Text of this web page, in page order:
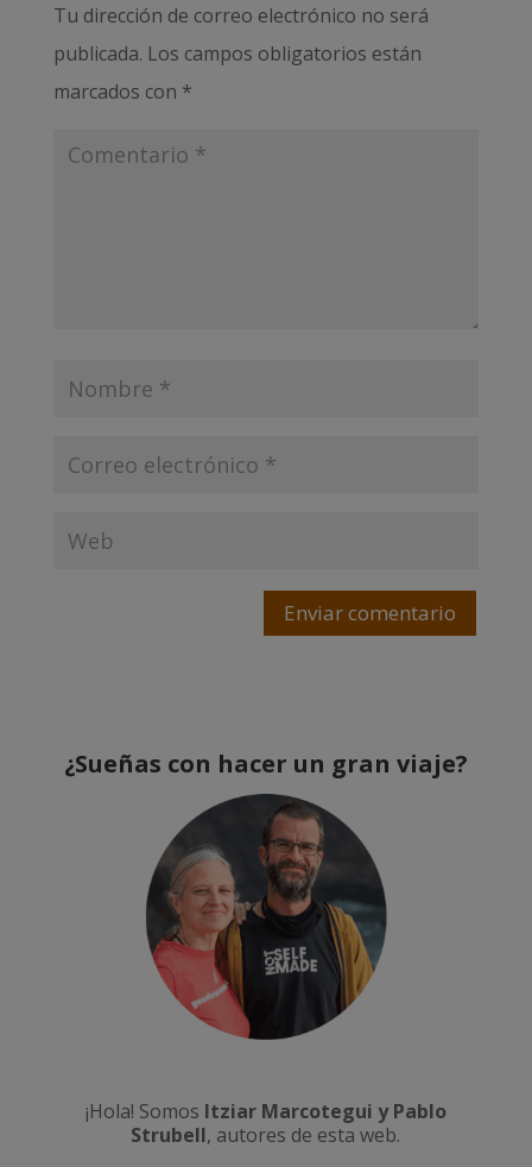
Tu dirección de correo electrónico no será
publicada. Los campos obligatorios están
marcados con *
Enviar comentario
¿Sueñas con hacer un gran viaje?
¡Hola! Somos Itziar Marcotegui y Pablo
Strubell, autores de esta web.